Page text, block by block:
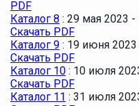
PDF
Каталог 8 : 29 мая 2023
Скачать PDF
Каталог 9 : 19 июня
Скачать PDF
Каталог 10 : 10 июля
Скачать PDF
Каталог 11 : 31 июля